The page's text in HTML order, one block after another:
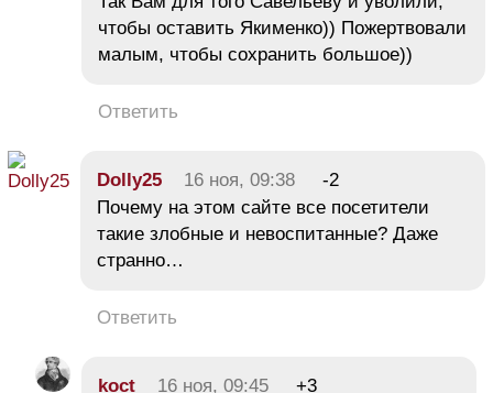
чтобы оставить Якименко)) Пожертвовали
малым, чтобы сохранить большое))
Ответить
Dolly25 16 ноя, 09:38
-2
Почему на этом сайте все посетители
такие злобные и невоспитанные? Даже
странно…
Ответить
koct 16 ноя, 09:45
+3